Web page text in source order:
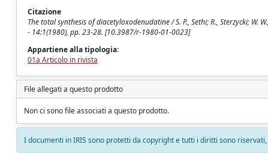
Citazione
The total synthesis of diacetyloxodenudatine / S. P., Sethi; R., Sterzycki; W.
- 14:1(1980), pp. 23-28. [10.3987/r-1980-01-0023]
Appartiene alla tipologia:
01a Articolo in rivista
File allegati a questo prodotto
Non ci sono file associati a questo prodotto.
I documenti in IRIS sono protetti da copyright e tutti i diritti sono